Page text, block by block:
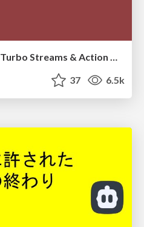
Exploring the Power of Turbo Streams & Action Cable | RailsConf2023
37 6.5k